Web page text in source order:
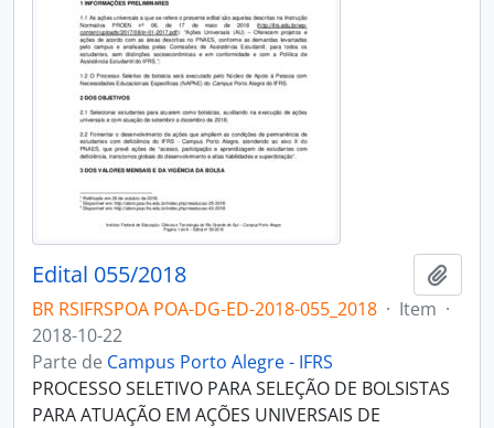
Edital 055/2018
BR RSIFRSPOA POA-DG-ED-2018-055_2018 · Item ·
2018-10-22
Parte de Campus Porto Alegre - IFRS
PROCESSO SELETIVO PARA SELEÇÃO DE BOLSISTAS
PARA ATUAÇÃO EM AÇÕES UNIVERSAIS DE